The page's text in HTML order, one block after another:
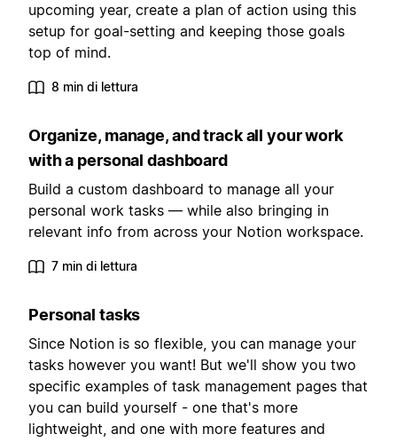
upcoming year, create a plan of action using this
setup for goal-setting and keeping those goals
top of mind.
8 min di lettura
Organize, manage, and track all your work
with a personal dashboard
Build a custom dashboard to manage all your
personal work tasks — while also bringing in
relevant info from across your Notion workspace.
7 min di lettura
Personal tasks
Since Notion is so flexible, you can manage your
tasks however you want! But we'll show you two
specific examples of task management pages that
you can build yourself - one that's more
lightweight, and one with more features and